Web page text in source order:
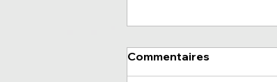
Commentaires